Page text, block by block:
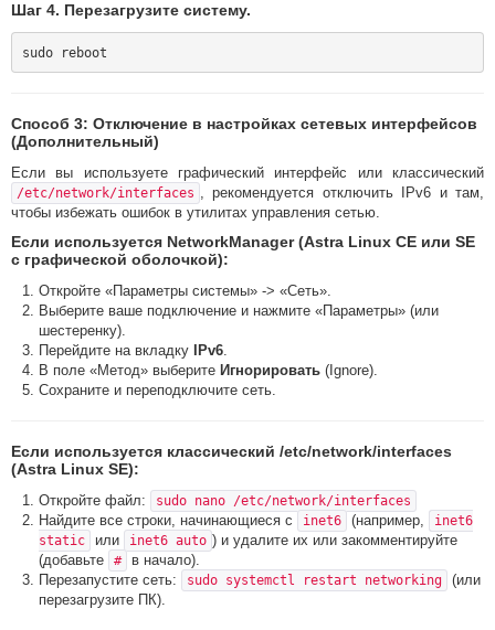
Шаг 4. Перезагрузите систему.
Способ 3: Отключение в настройках сетевых интерфейсов
(Дополнительный)
Если вы используете графический интерфейс или классический
/etc/network/interfaces , рекомендуется отключить IPv6 и там,
чтобы избежать ошибок в утилитах управления сетью.
Если используется NetworkManager (Astra Linux CE или SE
с графической оболочкой):
Откройте «Параметры системы» -> «Сеть».
Выберите ваше подключение и нажмите «Параметры» (или
шестеренку).
Перейдите на вкладку
IPv6.
В поле «Метод» выберите Игнорировать (Ignore).
Сохраните и переподключите сеть.
Если используется классический /etc/network/interfaces
(Astra Linux SE):
Откройте файл: sudo nano /etc/network/interfaces
Найдите все строки, начинающиеся с inet6 (например,
inet6
static
или inet6 auto ) и удалите их или закомментируйте
(добавьте
#
в начало).
Перезапустите сеть:
sudo systemctl restart networking
(или
перезагрузите ПК).